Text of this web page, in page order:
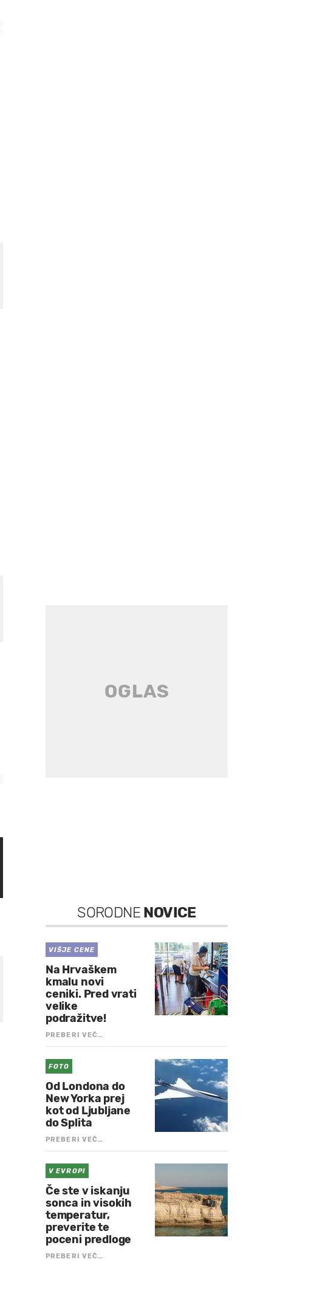
SORODNE NOVICE
VIŠJE CENE
Na Hrvaškem
kmalu novi
ceniki. Pred vrati
velike
podražitve!
PREBERI VEČ…
FOTO
Od Londona do
New Yorka prej
kot od Ljubljane
do Splita
PREBERI VEČ…
V EVROPI
Če ste v iskanju
sonca in visokih
temperatur,
preverite te
poceni predloge
PREBERI VEČ…